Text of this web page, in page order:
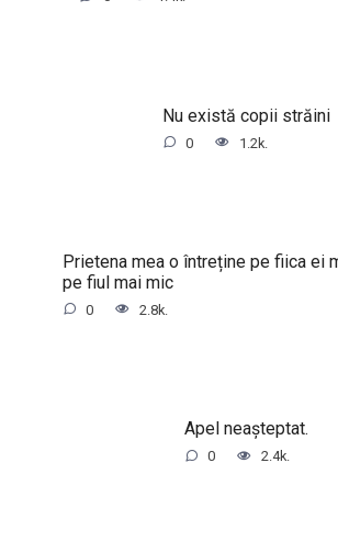
Nu există copii străini
0 1.2k.
Prietena mea o întreține pe fiica ei
pe fiul mai mic
0 2.8k.
Apel neașteptat.
0 2.4k.